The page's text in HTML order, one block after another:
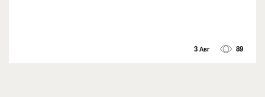
3 Авг 89